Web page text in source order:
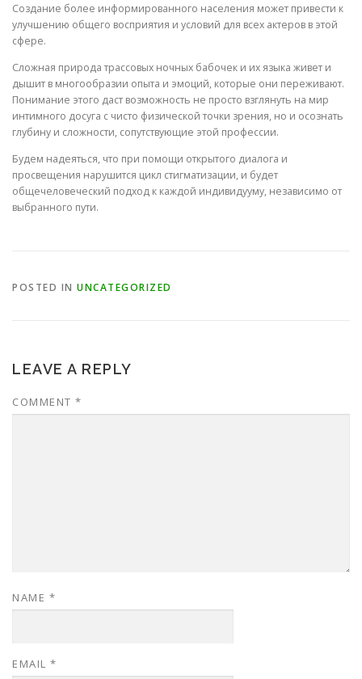
Создание более информированного населения может привести к
улучшению общего восприятия и условий для всех актеров в этой
сфере.
Сложная природа трассовых ночных бабочек и их языка живет и
дышит в многообразии опыта и эмоций, которые они переживают.
Понимание этого даст возможность не просто взглянуть на мир
интимного досуга с чисто физической точки зрения, но и осознать
глубину и сложности, сопутствующие этой профессии.
Будем надеяться, что при помощи открытого диалога и
просвещения нарушится цикл стигматизации, и будет
общечеловеческий подход к каждой индивидууму, независимо от
выбранного пути.
POSTED IN UNCATEGORIZED
LEAVE A REPLY
COMMENT *
NAME *
EMAIL *